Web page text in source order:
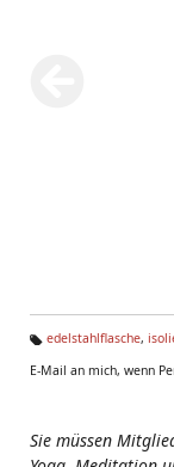
g
edelstahlflasche,
E-Mail an mich, wenn
Sie müssen